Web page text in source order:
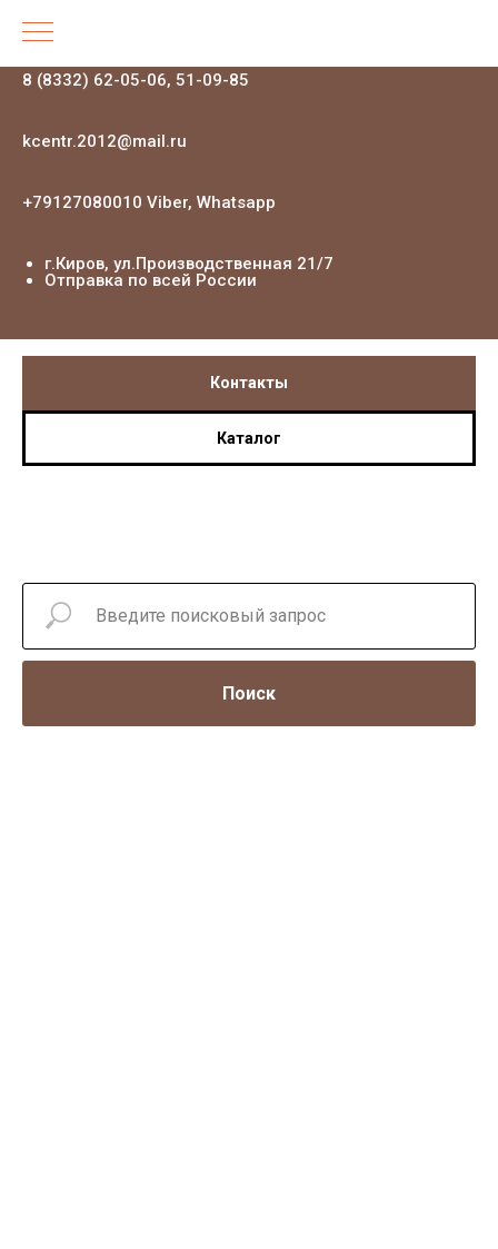
8 (8332) 62-05-06, 51-09-85
kcentr.2012@mail.ru
+79127080010 Viber, Whatsapp
г.Киров, ул.Производственная 21/7
Отправка по всей России
Контакты
Каталог
Поиск